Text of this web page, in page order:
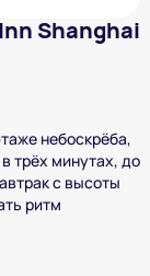
Shanghai
небоскрёба,
трёх минутах, до
с высоты
ритм